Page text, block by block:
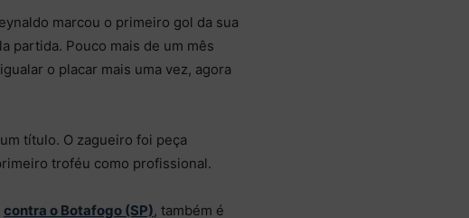
marcou o primeiro gol da sua
partida. Pouco mais de um mês
o placar mais uma vez, agora
título. O zagueiro foi peça
troféu como profissional.
contra o Botafogo (SP), também é